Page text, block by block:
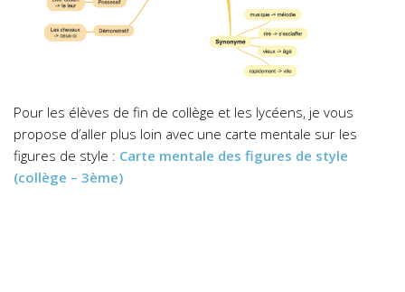
Pour les élèves de fin de collège et les lycéens, je vous
propose d’aller plus loin avec une carte mentale sur les
figures de style : Carte mentale des figures de style
(collège – 3ème)